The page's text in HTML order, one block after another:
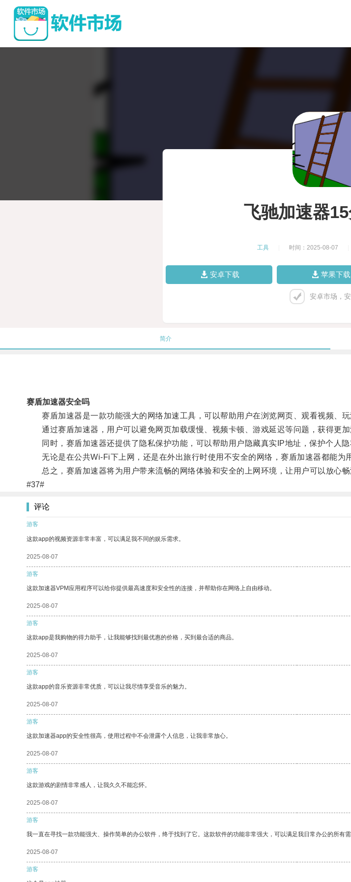
飞驰加速器
工具 时间：2025-08-07
安卓下载 苹果下载
安卓市场，
简介
赛盾加速器安全吗
赛盾加速器是一款功能强大的网络加速工具，可以帮助用户在浏览网页、观看视频、玩
通过赛盾加速器，用户可以避免网页加载缓慢、视频卡顿、游戏延迟等问题，获得更加
同时，赛盾加速器还提供了隐私保护功能，可以帮助用户隐藏真实IP地址，保护个人隐
无论是在公共Wi-Fi下上网，还是在外出旅行时使用不安全的网络，赛盾加速器都能为
总之，赛盾加速器将为用户带来流畅的网络体验和安全的上网环境，让用户可以放心畅
#37#
评论
游客
这款app的视频资源非常丰富，可以满足我不同的娱乐需求。
2025-08-07
游客
这款加速器VPM应用程序可以给你提供最高速度和安全性的连接，并帮助你在网络上自由移动。
2025-08-07
游客
这款app是我购物的得力助手，让我能够找到最优惠的价格，买到最合适的商品。
2025-08-07
游客
这款app的音乐资源非常优质，可以让我尽情享受音乐的魅力。
2025-08-07
游客
这款加速器app的安全性很高，使用过程中不会泄露个人信息，让我非常放心。
2025-08-07
游客
这款游戏的剧情非常感人，让我久久不能忘怀。
2025-08-07
游客
我一直在寻找一款功能强大、操作简单的办公软件，终于找到了它。这款软件的功能非常强大，可以满足我日常办公的所有
2025-08-07
游客